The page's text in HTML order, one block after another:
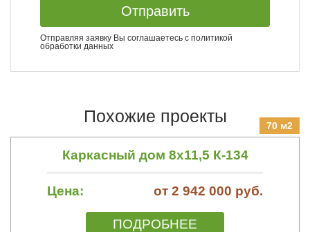
Отправить
Отправляя заявку Вы соглашаетесь с политикой
обработки данных
Похожие проекты 70 м2
Каркасный дом 8х11,5 К-134
Цена: от 2 942 000 руб.
ПОДРОБНЕЕ